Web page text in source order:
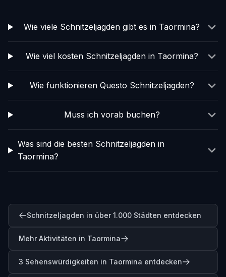
Wie viele Schnitzeljagden gibt es in Taormina?
Wie viel kosten Schnitzeljagden in Taormina?
Wie funktionieren Questo Schnitzeljagden?
Muss ich vorab buchen?
Was sind die besten Schnitzeljagden in
Taormina?
Schnitzeljagden in über 1.000 Städten entdecken
Mehr Aktivitäten in Taormina
3 Sehenswürdigkeiten in Taormina entdecken